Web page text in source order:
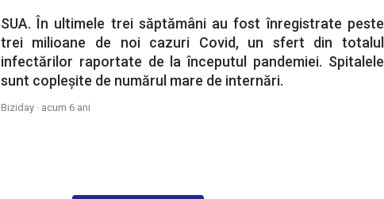
SUA. În ultimele trei săptămâni au fost înregistrate peste
trei milioane de noi cazuri Covid, un sfert din totalul
infectărilor raportate de la începutul pandemiei. Spitalele
sunt copleșite de numărul mare de internări.
Biziday · acum 6 ani